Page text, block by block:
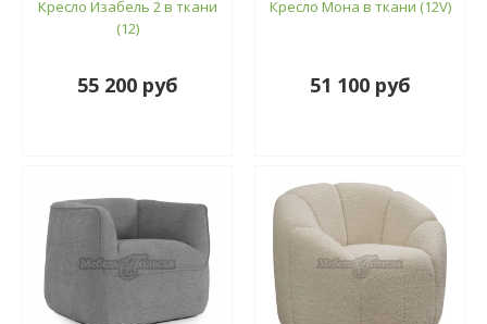
Кресло Изабель 2 в ткани
(12)
55 200 руб
Кресло Мона в ткани (12V)
51 100 руб